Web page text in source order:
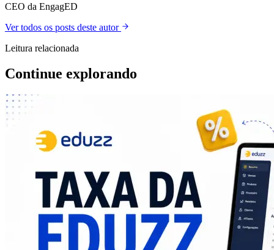
CEO da EngagED
Ver todos os posts deste autor
Leitura relacionada
Continue explorando